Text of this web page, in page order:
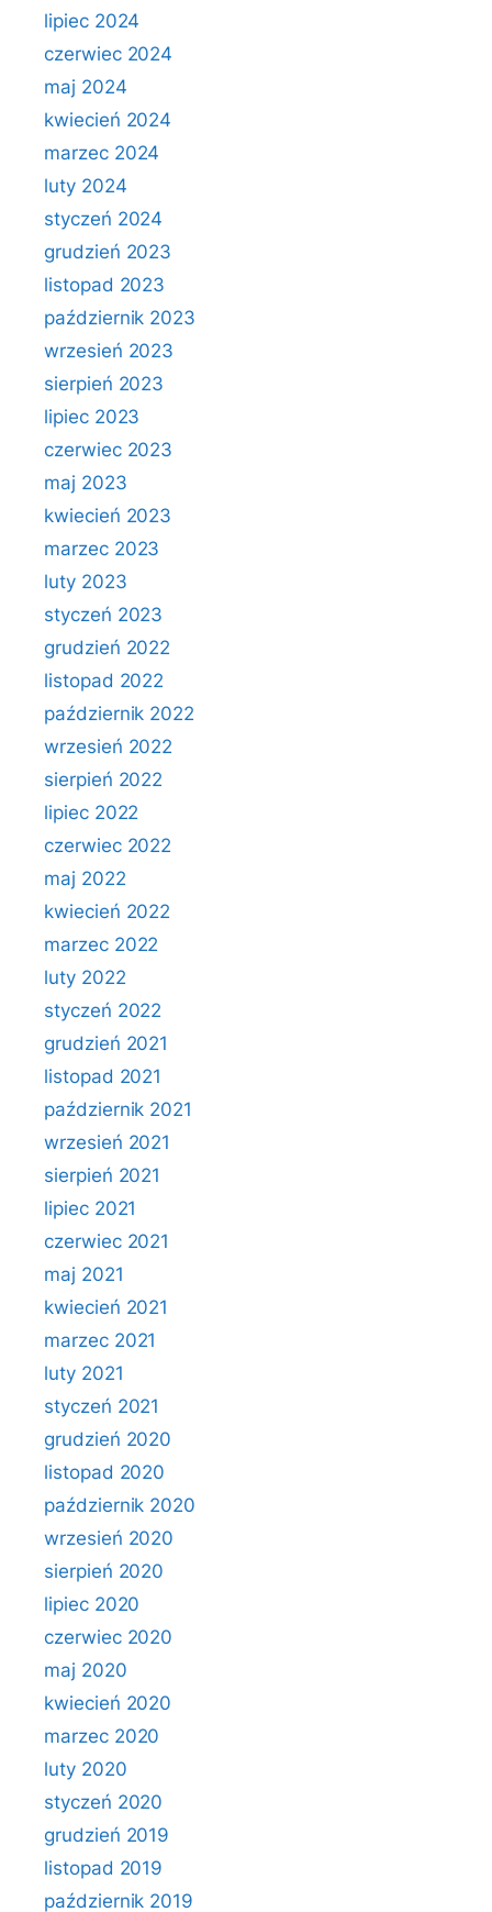
lipiec 2024
czerwiec 2024
maj 2024
kwiecień 2024
marzec 2024
luty 2024
styczeń 2024
grudzień 2023
listopad 2023
październik 2023
wrzesień 2023
sierpień 2023
lipiec 2023
czerwiec 2023
maj 2023
kwiecień 2023
marzec 2023
luty 2023
styczeń 2023
grudzień 2022
listopad 2022
październik 2022
wrzesień 2022
sierpień 2022
lipiec 2022
czerwiec 2022
maj 2022
kwiecień 2022
marzec 2022
luty 2022
styczeń 2022
grudzień 2021
listopad 2021
październik 2021
wrzesień 2021
sierpień 2021
lipiec 2021
czerwiec 2021
maj 2021
kwiecień 2021
marzec 2021
luty 2021
styczeń 2021
grudzień 2020
listopad 2020
październik 2020
wrzesień 2020
sierpień 2020
lipiec 2020
czerwiec 2020
maj 2020
kwiecień 2020
marzec 2020
luty 2020
styczeń 2020
grudzień 2019
listopad 2019
październik 2019